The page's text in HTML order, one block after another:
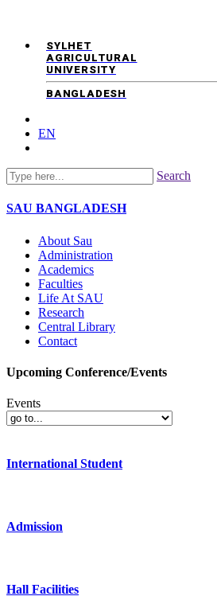
SYLHET
AGRICULTURAL
UNIVERSITY
BANGLADESH
EN
Search
SAU BANGLADESH
About Sau
Administration
Academics
Faculties
Life At SAU
Research
Central Library
Contact
Upcoming Conference/Events
Events
International Student
Admission
Hall Facilities